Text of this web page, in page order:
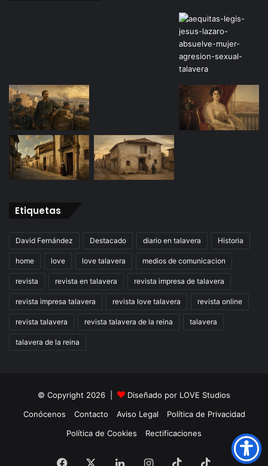
Etiquetas
David Fernández Destacado diario en talavera Historia
home love love talavera medios de comunicacion
revista revista en talavera revista impresa de talavera
revista impresa talavera revista love talavera revista online
revista talavera revista talavera de la reina talavera
talavera de la reina
© Copyright 2026 | Diseñado por LOVE Studios
Conócenos
Contacto Aviso Legal
Política de Privacidad
Política de Cookies
Rectificaciones
Facebook LinkedInInstagram
TikTok